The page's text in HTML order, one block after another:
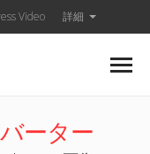
Video 詳細
ーター